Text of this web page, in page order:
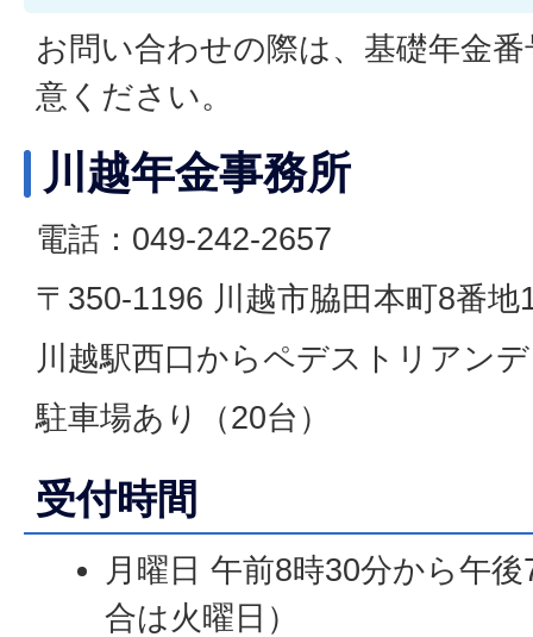
お問い合わせの際は、基礎年金
意ください。
川越年金事務所
電話：049-242-2657
〒350-1196 川越市脇田本町8番
川越駅西口からペデストリアン
駐車場あり（20台）
受付時間
月曜日 午前8時30分から午
合は火曜日）